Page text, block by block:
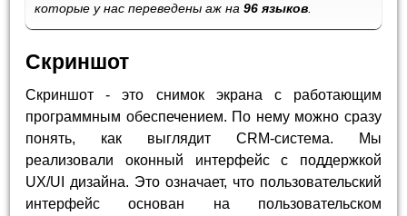
которые у нас переведены аж на96 языков
Скриншот
Скриншот - это снимок экрана с работающим
программным обеспечением. По нему можно сразу
понять, как выглядит CRM-система. Мы
реализовали оконный интерфейс с поддержкой
UX/UI дизайна. Это означает, что пользовательский
интерфейс основан на пользовательском